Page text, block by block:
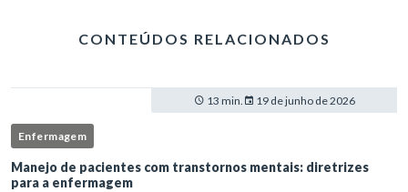
CONTEÚDOS RELACIONADOS
13 min. 19 de junho de 2026
Enfermagem
Manejo de pacientes com transtornos mentais: diretrizes
para a enfermagem